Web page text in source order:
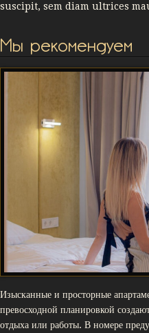
suscipit, sem diam ultrices
Мы рекомендуем
Изысканные и просторные
превосходной планировкой
отдыха или работы. В номере